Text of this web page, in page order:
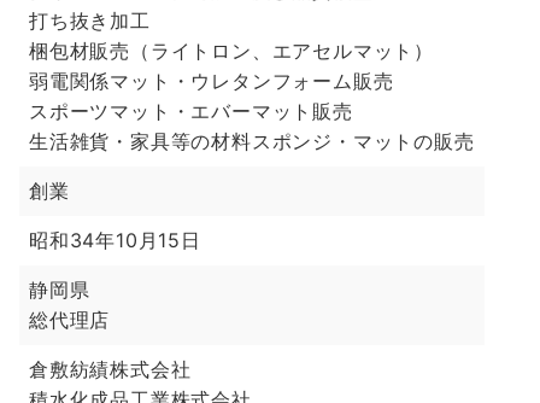
打ち抜き加工
梱包材販売（ライトロン、エアセルマット）
弱電関係マット・ウレタンフォーム販売
スポーツマット・エバーマット販売
生活雑貨・家具等の材料スポンジ・マットの販売
創業
昭和34年10月15日
静岡県
総代理店
倉敷紡績株式会社